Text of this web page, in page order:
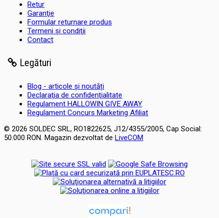
Retur
Garanţie
Formular returnare produs
Termeni şi condiţii
Contact
Legături
Blog - articole și noutăți
Declaraţia de confidenţialitate
Regulament HALLOWIN GIVE AWAY
Regulament Concurs Marketing Afiliat
© 2026 SOLDEC SRL, RO1822625, J12/4355/2005, Cap Social:
50.000 RON. Magazin dezvoltat de LiveCOM